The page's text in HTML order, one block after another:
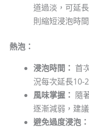
道過淡，可延
則縮短浸泡時間
熱泡：
浸泡時間： 首
況每次延長10-
風味掌握： 隨
逐漸減弱，建
避免過度浸泡：